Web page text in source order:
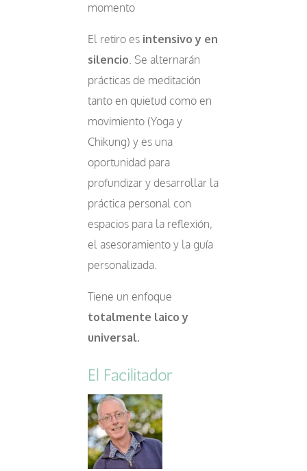
momento
El retiro es intensivo y en
silencio. Se alternarán
prácticas de meditación
tanto en quietud como en
movimiento (Yoga y
Chikung) y es una
oportunidad para
profundizar y desarrollar la
práctica personal con
espacios para la reflexión,
el asesoramiento y la guía
personalizada.
Tiene un enfoque
totalmente laico y
universal.
El Facilitador